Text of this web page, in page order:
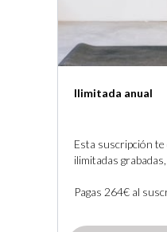
Ilimitada anual
Esta suscripción te
ilimitadas
Pagas 264€ al